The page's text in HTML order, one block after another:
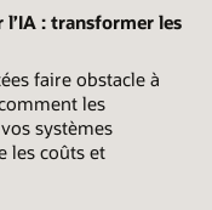
: transformer les
faire obstacle à
les
systèmes
les coûts et